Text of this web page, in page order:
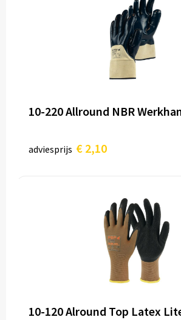
10-220 Allround NBR
adviesprijs € 2,10
10-120 Alround Top Latex